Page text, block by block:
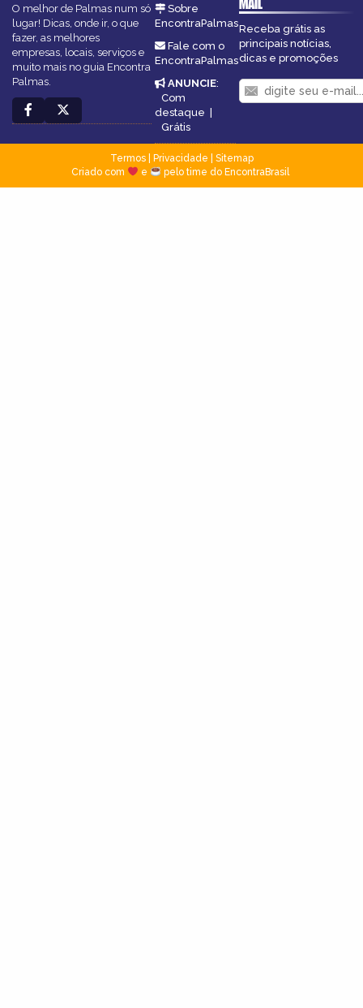
O melhor de Palmas num só
lugar! Dicas, onde ir, o que
fazer, as melhores
empresas, locais, serviços e
muito mais no guia Encontra
Palmas.
Sobre
EncontraPalmas
Fale com o
EncontraPalmas
ANUNCIE:
Com
destaque |
Grátis
Receba grátis as
principais notícias,
dicas e promoções
Termos| Privacidade
Sitemap
Criado com
e pelo time do EncontraBrasil